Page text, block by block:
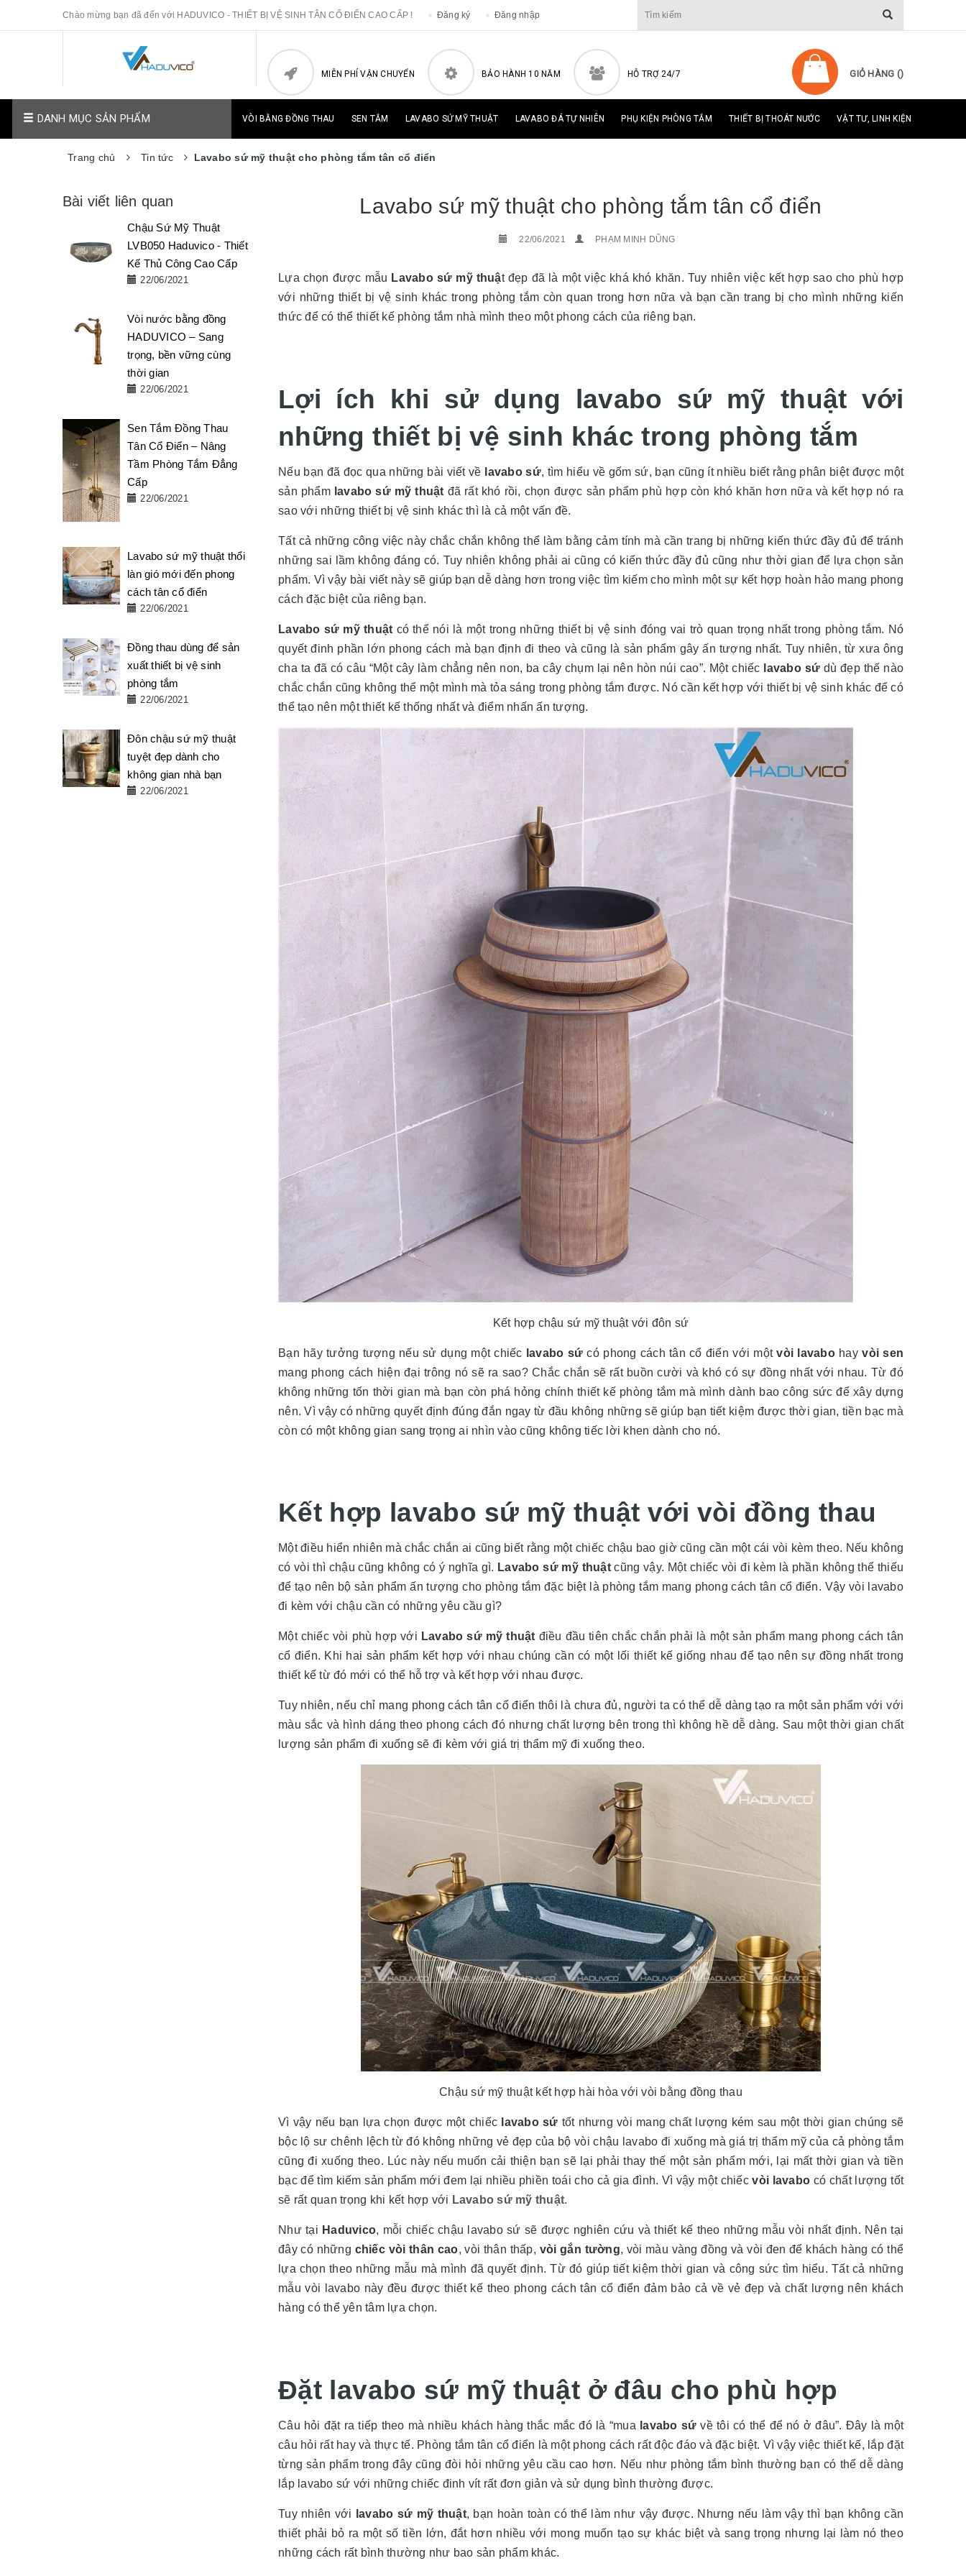
Chào mừng bạn đã đến với HADUVICO - THIẾT BỊ VỆ SINH TÂN CỔ ĐIỂN CAO CẤP ! Đăng ký Đăng nhập
MIỄN PHÍ VẬN CHUYỂN BẢO HÀNH 10 NĂM HỖ TRỢ 24/7 GIỎ HÀNG ()
DANH MỤC SẢN PHẨM VÒI BẰNG ĐỒNG THAU SEN TẮM LAVABO SỨ MỸ THUẬT LAVABO ĐÁ TỰ NHIÊN PHỤ KIỆN PHÒNG TẮM THIẾT BỊ THOÁT NƯỚC VẬT TƯ, LINH KIỆN
Trang chủ Tin tức Lavabo sứ mỹ thuật cho phòng tắm tân cổ điển
Lavabo sứ mỹ thuật cho phòng tắm tân cổ điển
22/06/2021 PHẠM MINH DŨNG
Lựa chọn được mẫu Lavabo sứ mỹ thuật đẹp đã là một việc khá khó khăn. Tuy nhiên việc kết hợp sao cho phù hợp
với những thiết bị vệ sinh khác trong phòng tắm còn quan trong hơn nữa và bạn cần trang bị cho mình những kiến
thức để có thể thiết kế phòng tắm nhà mình theo một phong cách của riêng bạn.
Lợi ích khi sử dụng lavabo sứ mỹ thuật với
những thiết bị vệ sinh khác trong phòng tắm
Nếu bạn đã đọc qua những bài viết về lavabo sứ, tìm hiểu về gốm sứ, bạn cũng ít nhiều biết rằng phân biệt được một
sản phẩmlavabo sứ mỹ thuật đã rất khó rồi, chọn được sản phẩm phù hợp còn khó khăn hơn nữa và kết hợp nó ra
sao với những thiết bị vệ sinh khác thì là cả một vấn đề.
Tất cả những công việc này chắc chắn không thể làm bằng cảm tính mà cần trang bị những kiến thức đầy đủ để tránh
những sai lầm không đáng có. Tuy nhiên không phải ai cũng có kiến thức đầy đủ cũng như thời gian để lựa chọn sản
phẩm. Vì vậy bài viết này sẽ giúp bạn dễ dàng hơn trong việc tìm kiếm cho mình một sự kết hợp hoàn hảo mang phong
cách đặc biệt của riêng bạn.
Lavabo sứ mỹ thuật có thể nói là một trong những thiết bị vệ sinh đóng vai trò quan trọng nhất trong phòng tắm. Nó
quyết đinh phần lớn phong cách mà bạn định đi theo và cũng là sản phẩm gây ấn tượng nhất. Tuy nhiên, từ xưa ông
cha ta đã có câu “Một cây làm chẳng nên non, ba cây chụm lại nên hòn núi cao”. Một chiếc lavabo sứ dù đẹp thế nào
chắc chắn cũng không thể một mình mà tỏa sáng trong phòng tắm được. Nó cần kết hợp với thiết bị vệ sinh khác để có
thể tạo nên một thiết kế thống nhất và điểm nhấn ấn tượng.
Kết hợp chậu sứ mỹ thuật với đôn sứ
Bạn hãy tưởng tượng nếu sử dụng một chiếc lavabo sứ có phong cách tân cổ điển với mộtvòi lavabohayvòi sen
mang phong cách hiện đại trông nó sẽ ra sao? Chắc chắn sẽ rất buồn cười và khó có sự đồng nhất với nhau. Từ đó
không những tốn thời gian mà bạn còn phá hỏng chính thiết kế phòng tắm mà mình dành bao công sức để xây dựng
nên. Vì vậy có những quyết định đúng đắn ngay từ đầu không những sẽ giúp bạn tiết kiệm được thời gian, tiền bạc mà
còn có một không gian sang trọng ai nhìn vào cũng không tiếc lời khen dành cho nó.
Kết hợp lavabo sứ mỹ thuật với vòi đồng thau
Một điều hiển nhiên mà chắc chắn ai cũng biết rằng một chiếc chậu bao giờ cũng cần một cái vòi kèm theo. Nếu không
có vòi thì chậu cũng không có ý nghĩa gì. Lavabo sứ mỹ thuậtcũng vậy. Một chiếc vòi đi kèm là phần không thể thiếu
để tạo nên bộ sản phẩm ấn tượng cho phòng tắm đặc biệt là phòng tắm mang phong cách tân cổ điển. Vậy vòi lavabo
đi kèm với chậu cần có những yêu cầu gì?
Một chiếc vòi phù hợp với Lavabo sứ mỹ thuật điều đầu tiên chắc chắn phải là một sản phẩm mang phong cách tân
cổ điển. Khi hai sản phẩm kết hợp với nhau chúng cần có một lối thiết kế giống nhau để tạo nên sự đồng nhất trong
thiết kế từ đó mới có thể hỗ trợ và kết hợp với nhau được.
Tuy nhiên, nếu chỉ mang phong cách tân cổ điển thôi là chưa đủ, người ta có thể dễ dàng tạo ra một sản phẩm với với
màu sắc và hình dáng theo phong cách đó nhưng chất lượng bên trong thì không hề dễ dàng. Sau một thời gian chất
lượng sản phẩm đi xuống sẽ đi kèm với giá trị thẩm mỹ đi xuống theo.
Chậu sứ mỹ thuật kết hợp hài hòa với vòi bằng đồng thau
Vì vậy nếu bạn lựa chọn được một chiếc lavabo sứ tốt nhưng vòi mang chất lượng kém sau một thời gian chúng sẽ
bộc lộ sư chênh lệch từ đó không những vẻ đẹp của bộ vòi chậu lavabo đi xuống mà giá trị thẩm mỹ của cả phòng tắm
cũng đi xuống theo. Lúc này nếu muốn cải thiện bạn sẽ lại phải thay thế một sản phẩm mới, lại mất thời gian và tiền
bạc để tìm kiếm sản phẩm mới đem lại nhiều phiền toái cho cả gia đình. Vì vậy một chiếcvòi lavabo có chất lượng tốt
sẽ rất quan trọng khi kết hợp với Lavabo sứ mỹ thuật.
Như tại Haduvico, mỗi chiếc chậu lavabo sứ sẽ được nghiên cứu và thiết kế theo những mẫu vòi nhất định. Nên tại
đây có những chiếc vòi thân cao, vòi thân thấp, vòi gắn tường, vòi màu vàng đồng và vòi đen để khách hàng có thể
lựa chọn theo những mẫu mà mình đã quyết định. Từ đó giúp tiết kiệm thời gian và công sức tìm hiểu. Tất cả những
mẫu vòi lavabo này đều được thiết kế theo phong cách tân cổ điển đảm bảo cả về vẻ đẹp và chất lượng nên khách
hàng có thể yên tâm lựa chọn.
Đặt lavabo sứ mỹ thuật ở đâu cho phù hợp
Câu hỏi đặt ra tiếp theo mà nhiều khách hàng thắc mắc đó là “mua lavabo sứ về tôi có thể để nó ở đâu”. Đây là một
câu hỏi rất hay và thực tế. Phòng tắm tân cổ điển là một phong cách rất độc đáo và đặc biệt. Vì vậy việc thiết kế, lắp đặt
từng sản phẩm trong đây cũng đòi hỏi những yêu cầu cao hơn. Nếu như phòng tắm bình thường bạn có thể dễ dàng
lắp lavabo sứ với những chiếc đinh vít rất đơn giản và sử dụng bình thường được.
Tuy nhiên với lavabo sứ mỹ thuật, bạn hoàn toàn có thể làm như vậy được. Nhưng nếu làm vậy thì bạn không cần
thiết phải bỏ ra một số tiền lớn, đắt hơn nhiều với mong muốn tạo sự khác biệt và sang trọng nhưng lại làm nó theo
những cách rất bình thường như bao sản phẩm khác.
Bài viết liên quan
Chậu Sứ Mỹ Thuật
LVB050 Haduvico - Thiết
Kế Thủ Công Cao Cấp
22/06/2021
Vòi nước bằng đồng
HADUVICO – Sang
trọng, bền vững cùng
thời gian
22/06/2021
Sen Tắm Đồng Thau
Tân Cổ Điển – Nâng
Tầm Phòng Tắm Đẳng
Cấp
22/06/2021
Lavabo sứ mỹ thuật thổi
làn gió mới đến phong
cách tân cổ điển
22/06/2021
Đồng thau dùng để sản
xuất thiết bị vệ sinh
phòng tắm
22/06/2021
Đôn chậu sứ mỹ thuật
tuyệt đẹp dành cho
không gian nhà bạn
22/06/2021